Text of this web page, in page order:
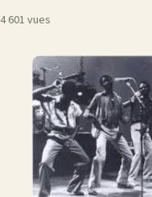
4 601 vues